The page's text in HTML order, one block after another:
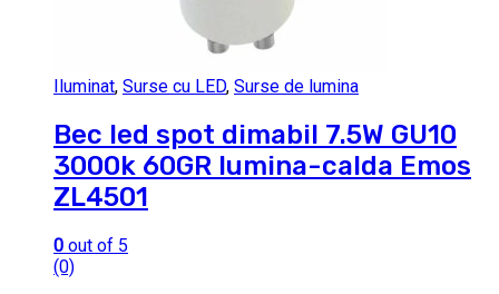
Iluminat, Surse cu LED, Surse de lumina
Bec led spot dimabil 7.5W GU10
3000k 60GR lumina-calda Emos
ZL4501
0 out of 5
(0)